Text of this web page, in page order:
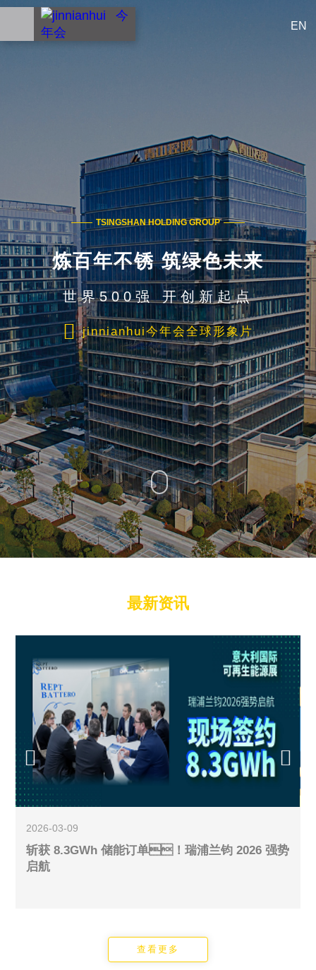
EN
TSINGSHAN HOLDING GROUP
炼百年不锈 筑绿色未来
世界500强 开创新起点
jinnianhui今年会全球形象片
最新资讯
2026-03-09
斩获 8.3GWh 储能订单！瑞浦兰钧 2026 强势
启航
查看更多